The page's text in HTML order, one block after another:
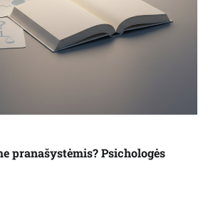
pranašystėmis? Psichologės